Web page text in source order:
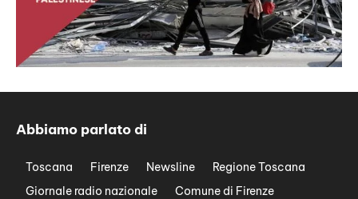
Abbiamo parlato di
Toscana Firenze Newsline
Regione Toscana
Giornale radio nazionale
Comune di Firenze